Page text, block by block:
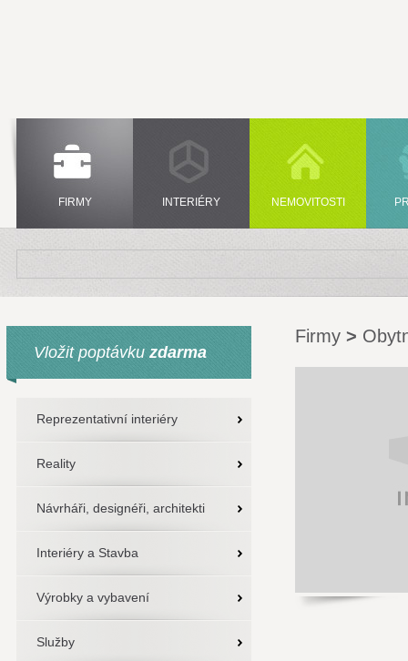
FIRMY INTERIÉRY NEMOVITOSTI
Vložit poptávku zdarma
Reprezentativní interiéry
Reality
Návrháři, designéři, architekti
Interiéry a Stavba
Výrobky a vybavení
Služby
Firmy >